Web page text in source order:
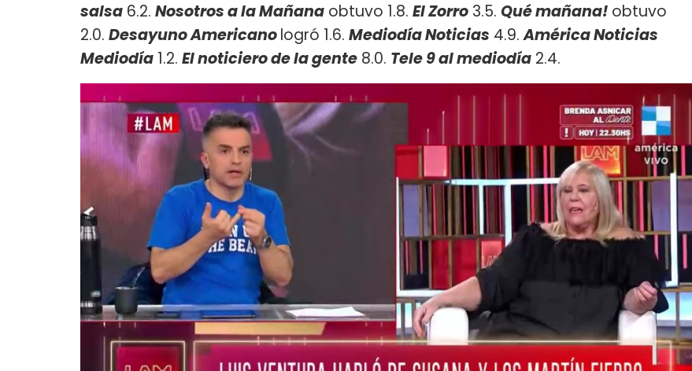
salsa 6.2. Nosotros a la Mañana obtuvo 1.8. El Zorro 3.5. Qué mañana! obtuvo
2.0. Desayuno Americanologró 1.6. Mediodía Noticias 4.9.América Noticias
Mediodía 1.2. El noticiero de la gente 8.0. Tele 9 al mediodía 2.4.